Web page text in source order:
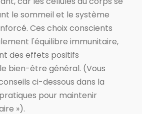
le sommeil et le système
Ces choix conscients
l'équilibre immunitaire,
des effets positifs
bien-être général. (Vous
ci-dessous dans la
pour maintenir
»).